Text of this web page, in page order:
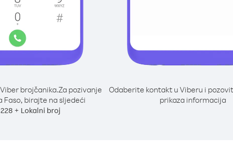
brojčanika.Za pozivanje
Faso, birajte na sljedeći
228 + Lokalni broj
Odaberite kontakt u Viberu i
prikaza informacija